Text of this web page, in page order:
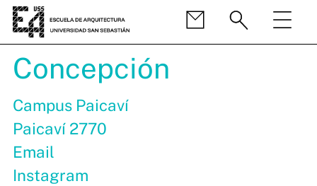
Concepción
Campus Paicaví
Paicaví 2770
Email
Instagram